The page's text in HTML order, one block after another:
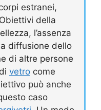
estranei,
della
l’assenza
diffusione dello
di altre persone
vetro come
può anche
caso